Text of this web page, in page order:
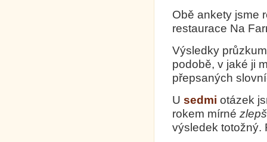
Obě ankety jsme
restaurace Na
Výsledky
podobě, v jaké ji
přepsaných
U sedmi otázek
rokem mírné
výsledek totožný.